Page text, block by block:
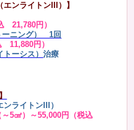
ンライトンIII）】
21,780円）
ーニング） 1回
11,880円）
トーシス）治療
ライトンIII）
5㎠）～55,000円（税込